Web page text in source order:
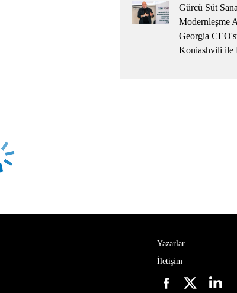
Gürcü Süt
Modernleşme
Georgia
Koniashvili ile
Yazarlar
İletişim